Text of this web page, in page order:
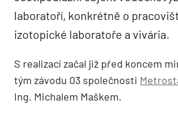
laboratoří, konkrétně o
izotopické laboratoře a vivária.
S realizací začal již před koncem
tým závodu 03 společnosti
Ing. Michalem Maškem.